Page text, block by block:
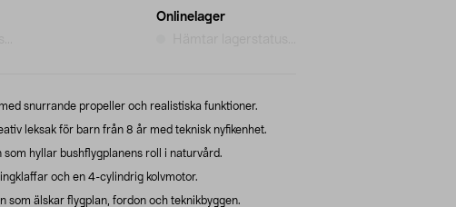
Onlinelager
snurrande propeller och realistiska funktioner.
leksak för barn från 8 år med teknisk nyfikenhet.
som hyllar bushflygplanens roll i naturvård.
och en 4-cylindrig kolvmotor.
som älskar flygplan, fordon och teknikbyggen.